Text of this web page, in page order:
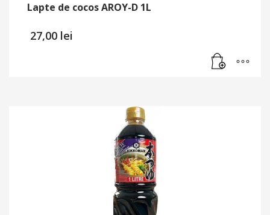
Lapte de cocos AROY-D 1L
27,00 lei